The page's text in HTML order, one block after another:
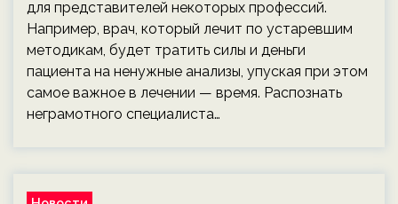
для представителей некоторых профессий.
Например, врач, который лечит по устаревшим
методикам, будет тратить силы и деньги
пациента на ненужные анализы, упуская при этом
самое важное в лечении — время. Распознать
неграмотного специалиста…